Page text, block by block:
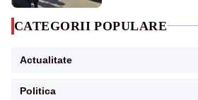
CATEGORII POPULARE
Actualitate
Politica